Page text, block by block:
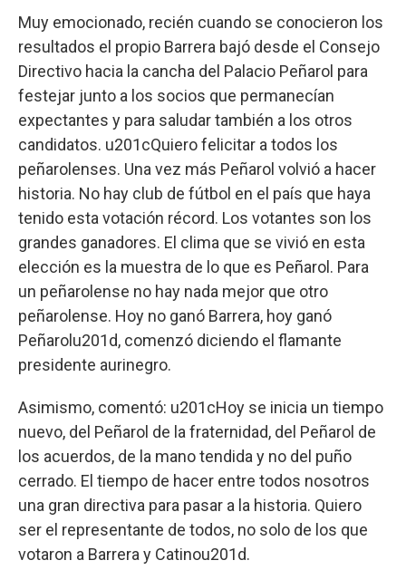
Muy emocionado, recién cuando se conocieron los
resultados el propio Barrera bajó desde el Consejo
Directivo hacia la cancha del Palacio Peñarol para
festejar junto a los socios que permanecían
expectantes y para saludar también a los otros
candidatos. u201cQuiero felicitar a todos los
peñarolenses. Una vez más Peñarol volvió a hacer
historia. No hay club de fútbol en el país que haya
tenido esta votación récord. Los votantes son los
grandes ganadores. El clima que se vivió en esta
elección es la muestra de lo que es Peñarol. Para
un peñarolense no hay nada mejor que otro
peñarolense. Hoy no ganó Barrera, hoy ganó
Peñarolu201d, comenzó diciendo el flamante
presidente aurinegro.
Asimismo, comentó: u201cHoy se inicia un tiempo
nuevo, del Peñarol de la fraternidad, del Peñarol de
los acuerdos, de la mano tendida y no del puño
cerrado. El tiempo de hacer entre todos nosotros
una gran directiva para pasar a la historia. Quiero
ser el representante de todos, no solo de los que
votaron a Barrera y Catinou201d.